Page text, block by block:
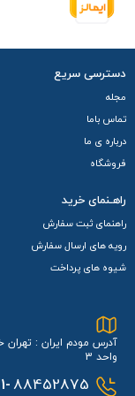
سادگی و عملکرد
همراه را آسان‌تر و
دسترسی سریع
مجله
تماس باما
درباره ی ما
فروشگاه
راهـنمای خرید
راهنمای ثبت سفارش
رویه های ارسال سفارش
شیوه های پرداخت
آدرس مودم ایران : تهران
واحد 3
88452875